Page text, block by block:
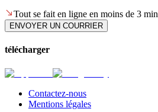
Tout se fait en ligne en moins de 3 min
ENVOYER UN COURRIER
télécharger
Contactez-nous
Mentions légales